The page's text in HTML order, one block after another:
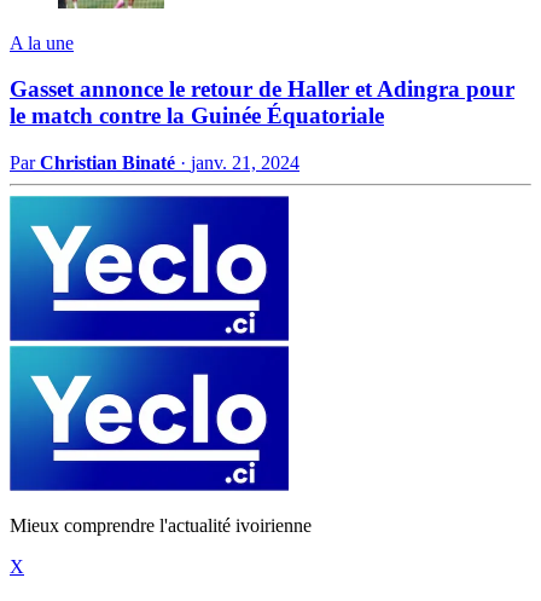
A la une
Gasset annonce le retour de Haller et Adingra pour
le match contre la Guinée Équatoriale
ParChristian Binaté · janv. 21, 2024
Mieux comprendre l'actualité ivoirienne
X